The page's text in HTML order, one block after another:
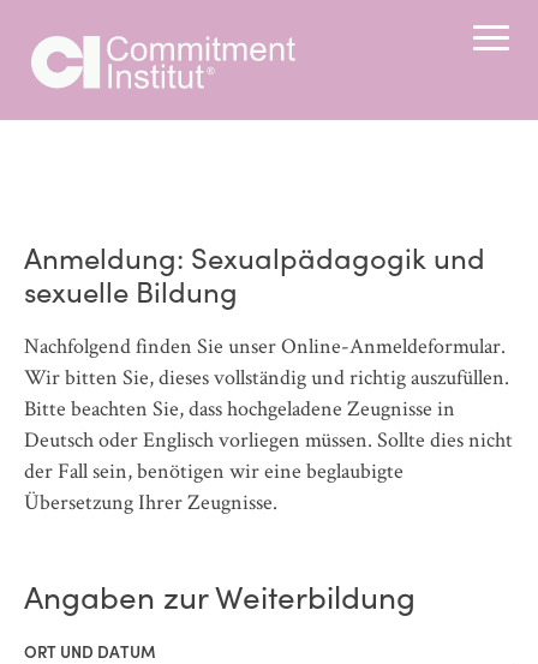
Anmeldung: Sexualpädagogik und
sexuelle Bildung
Nachfolgend finden Sie unser Online-Anmeldeformular.
Wir bitten Sie, dieses vollständig und richtig auszufüllen.
Bitte beachten Sie, dass hochgeladene Zeugnisse in
Deutsch oder Englisch vorliegen müssen. Sollte dies nicht
der Fall sein, benötigen wir eine beglaubigte
Übersetzung Ihrer Zeugnisse.
Angaben zur Weiterbildung
ORT UND DATUM